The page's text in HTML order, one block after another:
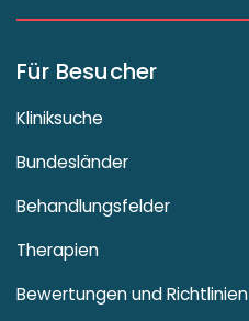
Für Besucher
Kliniksuche
Bundesländer
Behandlungsfelder
Therapien
Bewertungen und Richtlinien